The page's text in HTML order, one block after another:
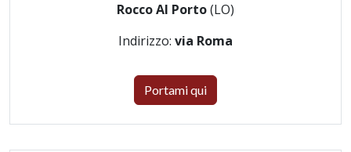
Rocco Al Porto(LO)
Indirizzo: via Roma
Portami qui